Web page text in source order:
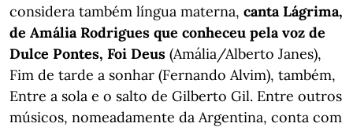
considera também língua materna, canta Lágrima,
de Amália Rodrigues que conheceu pela voz de
Dulce Pontes, Foi Deus (Amália/Alberto Janes),
Fim de tarde a sonhar (Fernando Alvim), também,
Entre a sola e o salto de Gilberto Gil. Entre outros
músicos, nomeadamente da Argentina, conta com